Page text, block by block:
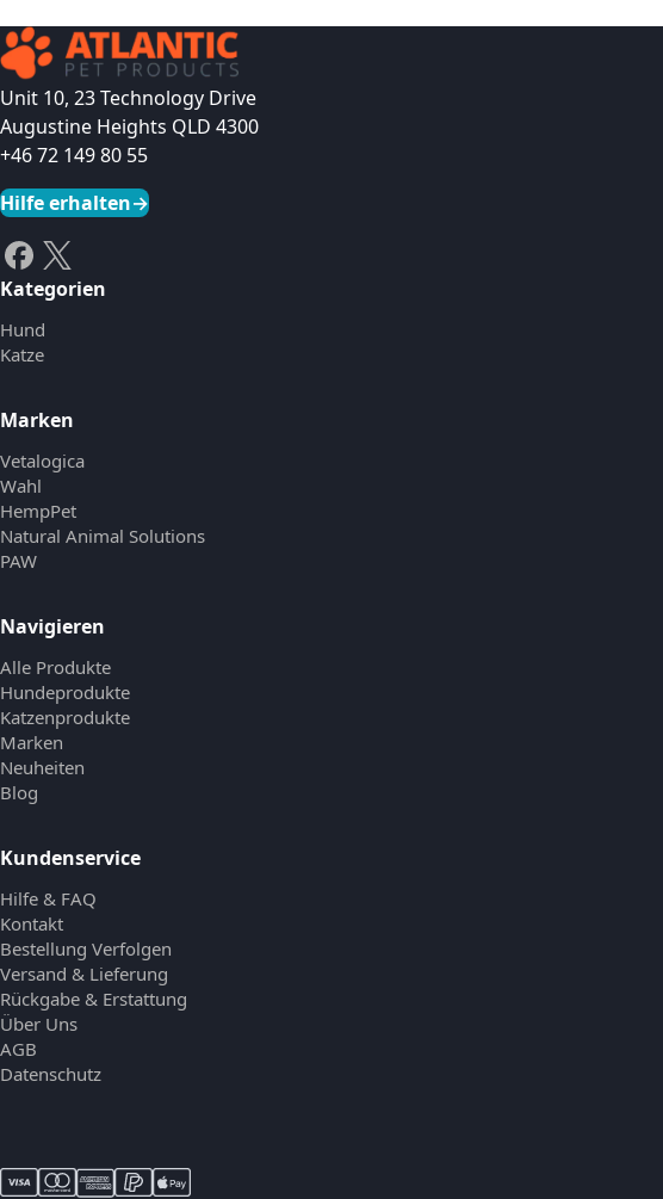
Unit 10, 23 Technology Drive
Augustine Heights QLD 4300
+46 72 149 80 55
Hilfe erhalten→
Kategorien
Hund
Katze
Marken
Vetalogica
Wahl
HempPet
Natural Animal Solutions
PAW
Navigieren
Alle Produkte
Hundeprodukte
Katzenprodukte
Marken
Neuheiten
Blog
Kundenservice
Hilfe & FAQ
Kontakt
Bestellung Verfolgen
Versand & Lieferung
Rückgabe & Erstattung
Über Uns
AGB
Datenschutz